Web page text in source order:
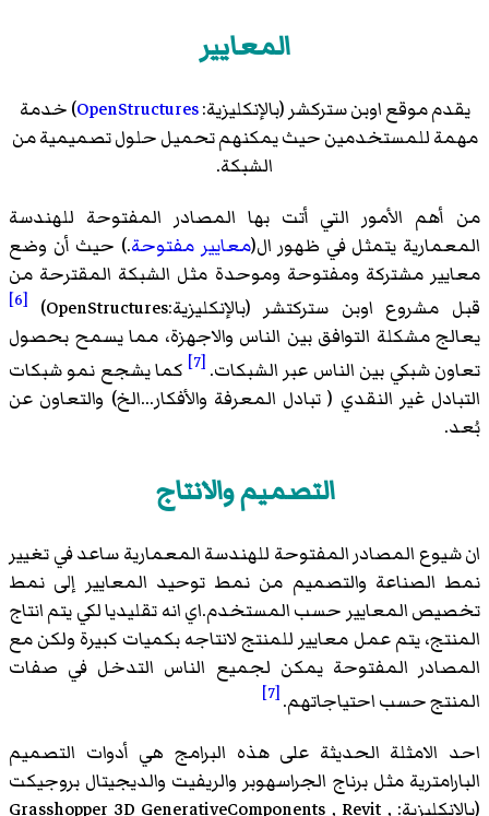
المعايير
يقدم موقع اوبن ستركشر (بالإنكليزية:OpenStructures) خدمة
مهمة للمستخدمين حيث يمكنهم تحميل حلول تصميمية من
الشبكة.
من أهم الأمور التي أتت بها المصادر المفتوحة للهندسة
المعمارية يتمثل في ظهور ال(معايير مفتوحة.) حيث أن وضع
معايير مشتركة ومفتوحة وموحدة مثل الشبكة المقترحة من
قبل مشروع اوبن ستركتشر (بالإنكليزية:OpenStructures)
[6]
يعالج مشكلة التوافق بين الناس والاجهزة، مما يسمح بحصول
تعاون شبكي بين الناس عبر الشبكات.[7]
كما يشجع نمو شبكات
التبادل غير النقدي ( تبادل المعرفة والأفكار...الخ) والتعاون عن
بُعد.
التصميم والانتاج
ان شيوع المصادر المفتوحة للهندسة المعمارية ساعد في تغيير
نمط الصناعة والتصميم من نمط توحيد المعايير إلى نمط
تخصيص المعايير حسب المستخدم.اي انه تقليديا لكي يتم انتاج
المنتج، يتم عمل معايير للمنتج لانتاجه بكميات كبيرة ولكن مع
المصادر المفتوحة يمكن لجميع الناس التدخل في صفات
المنتج حسب احتياجاتهم.[7]
احد الامثلة الحديثة على هذه البرامج هي أدوات التصميم
البارامترية مثل برناج الجراسهوبر والريفيت والديجيتال بروجيكت
(بالإنكليزية: Grasshopper 3D GenerativeComponents , Revit ,